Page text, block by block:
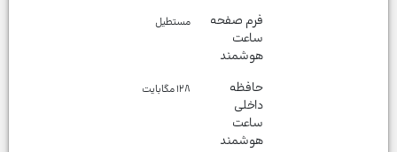
فرم صفحه
ساعت
هوشمند
مستطیل
حافظه
داخلی
ساعت
هوشمند
۱۲۸ مگابایت